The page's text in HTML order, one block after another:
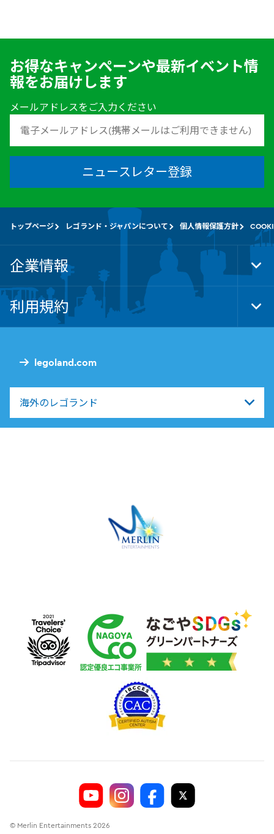
お得なキャンペーンや最新イベント情
報をお届けします
メールアドレスをご入力ください
ニュースレター登録
legoland.com
海外のレゴランド
トップページ レゴランド・ジャパンについて 個人情報保護方針
企業情報
利用規約
© Merlin Entertainments 2026